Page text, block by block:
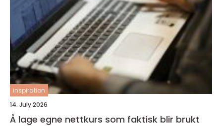
inspiration
14. July 2026
Å lage egne nettkurs som faktisk blir brukt